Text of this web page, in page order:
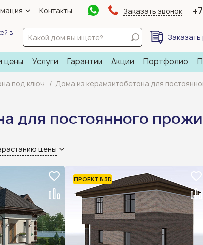
Контакты Заказать звонок
в
Заказать
цены Услуги Гарантии Акции Портфолио
под ключ Дома из керамзитобетона для
для постоянного
цены
ПРОЕКТ В 3D